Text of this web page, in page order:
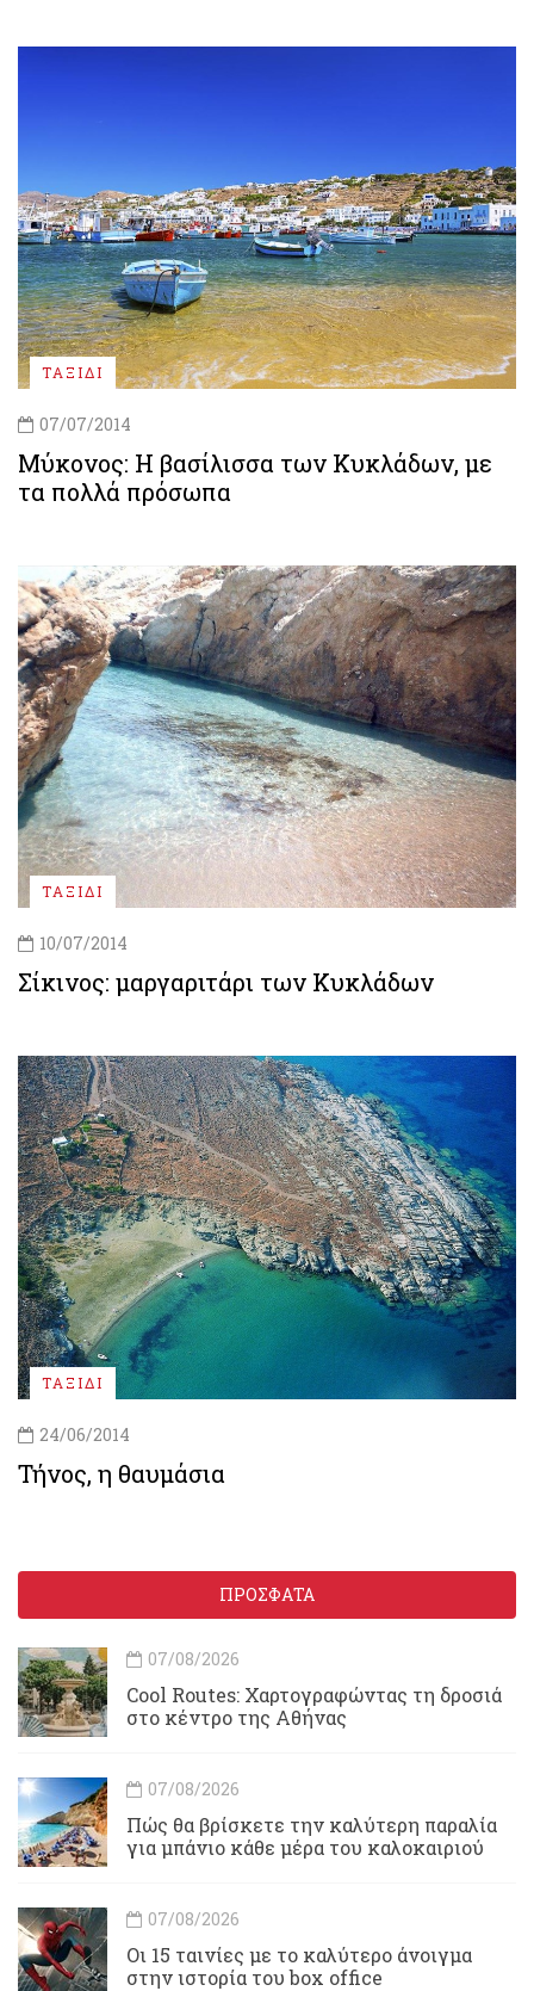
ΤΑΞΙΔΙ
07/07/2014
Μύκονος: H βασίλισσα των Κυκλάδων, με
τα πολλά πρόσωπα
ΤΑΞΙΔΙ
10/07/2014
Σίκινος: μαργαριτάρι των Κυκλάδων
ΤΑΞΙΔΙ
24/06/2014
Τήνος, η θαυμάσια
ΠΡΟΣΦΑΤΑ
07/08/2026
Cool Routes: Χαρτογραφώντας τη δροσιά
στο κέντρο της Αθήνας
07/08/2026
Πώς θα βρίσκετε την καλύτερη παραλία
για μπάνιο κάθε μέρα του καλοκαιριού
07/08/2026
Οι 15 ταινίες με το καλύτερο άνοιγμα
στην ιστορία του box office